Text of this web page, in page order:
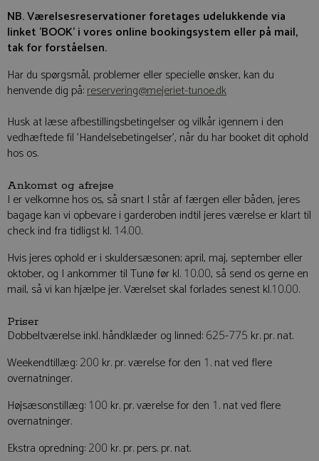
NB. Værelsesreservationer foretages udelukkende via
linket 'BOOK' i vores online bookingsystem eller på mail,
tak for forståelsen.
Har du spørgsmål, problemer eller specielle ønsker, kan du
henvende dig på:reservering@mejeriet-tunoe.dk
Husk at læse afbestillingsbetingelser og vilkår igennem i den
vedhæftede fil 'Handelsebetingelser', når du har booket dit ophold
hos os.
Ankomst og afrejse
I er velkomne hos os, så snart I står af færgen eller båden, jeres
bagage kan vi opbevare i garderoben indtil jeres værelse er klart til
check ind fra tidligst kl. 14.00.
Hvis jeres ophold er i skuldersæsonen; april, maj, september eller
oktober, og I ankommer til Tunø før kl. 10.00, så send os gerne en
mail, så vi kan hjælpe jer. Værelset skal forlades senest kl.10.00.
Priser
Dobbeltværelse inkl. håndklæder og linned: 625-775 kr. pr. nat.
Weekendtillæg: 200 kr. pr. værelse for den 1. nat ved flere
overnatninger.
Højsæsonstillæg: 100 kr. pr. værelse for den 1. nat ved flere
overnatninger.
Ekstra opredning: 200 kr. pr. pers. pr. nat.